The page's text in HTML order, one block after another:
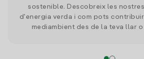
sostenible. Descobreix les
d'energia verda i com pots
mediambient des de la teva llar o